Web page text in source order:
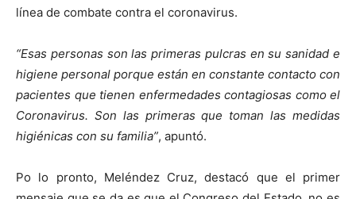
línea de combate contra el coronavirus.
“Esas personas son las primeras pulcras en su sanidad e
higiene personal porque están en constante contacto con
pacientes que tienen enfermedades contagiosas como el
Coronavirus. Son las primeras que toman las medidas
higiénicas con su familia”, apuntó.
Po lo pronto, Meléndez Cruz, destacó que el primer